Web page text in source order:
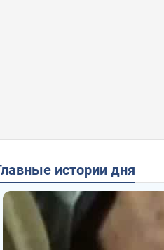
Главные истории дня